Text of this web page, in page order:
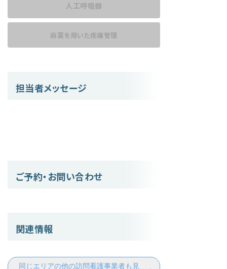
人工呼吸器
麻薬を用いた疼痛管理
担当者メッセージ
ご予約・お問い合わせ
関連情報
同じエリアの他の訪問看護事業者も見